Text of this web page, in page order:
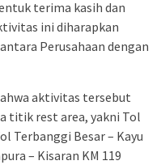
terima kasih dan
ini diharapkan
Perusahaan dengan
aktivitas tersebut
titik rest area, yakni Tol
Terbanggi Besar – Kayu
– Kisaran KM 119